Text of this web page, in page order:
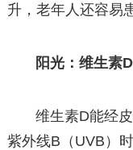
升，老年人还容易
阳光：维生素
维生素D能经
紫外线B（UVB）